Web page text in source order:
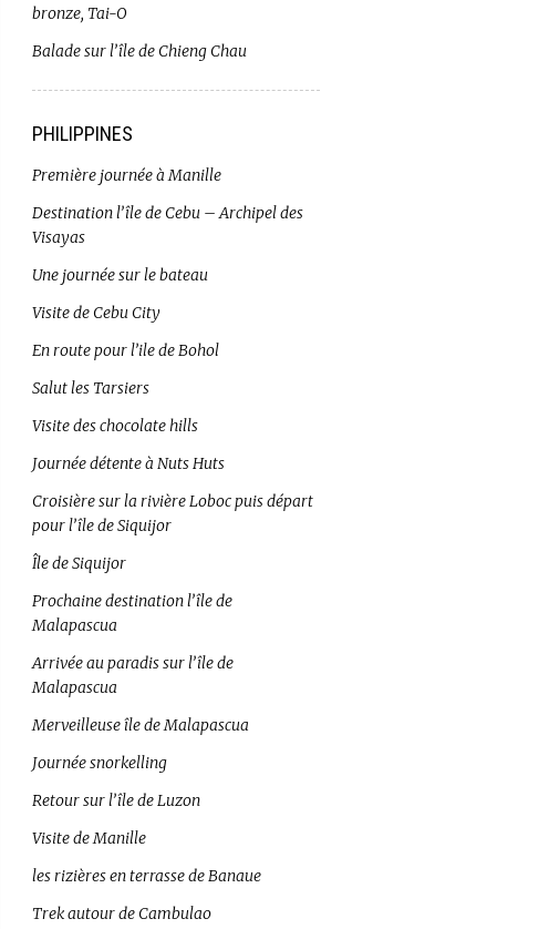
bronze, Tai-O
Balade sur l’île de Chieng Chau
PHILIPPINES
Première journée à Manille
Destination l’île de Cebu – Archipel des
Visayas
Une journée sur le bateau
Visite de Cebu City
En route pour l’ile de Bohol
Salut les Tarsiers
Visite des chocolate hills
Journée détente à Nuts Huts
Croisière sur la rivière Loboc puis départ
pour l’île de Siquijor
Île de Siquijor
Prochaine destination l’île de
Malapascua
Arrivée au paradis sur l’île de
Malapascua
Merveilleuse île de Malapascua
Journée snorkelling
Retour sur l’île de Luzon
Visite de Manille
les rizières en terrasse de Banaue
Trek autour de Cambulao